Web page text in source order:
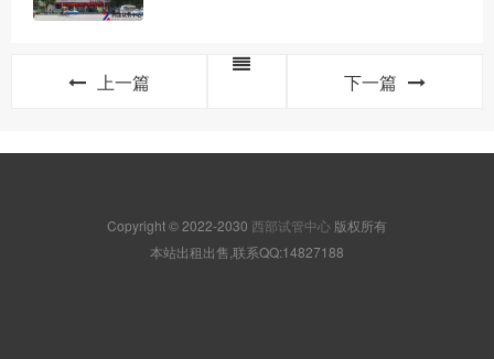
上一篇 下一篇
Copyright © 2022-2030 西部试管中心 版权所有
本站出租出售,联系QQ:14827188